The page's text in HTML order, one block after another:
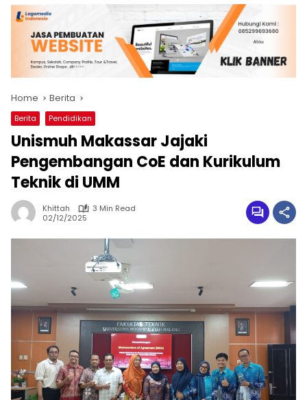
Home Berita
Berita Pendidikan
Unismuh Makassar Jajaki
Pengembangan CoE dan Kurikulum
Teknik di UMM
Khittah
3 Min Read
02/12/2025